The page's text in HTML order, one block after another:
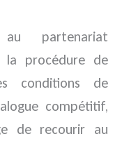
partenariat
la procédure de
conditions de
compétitif,
de recourir au